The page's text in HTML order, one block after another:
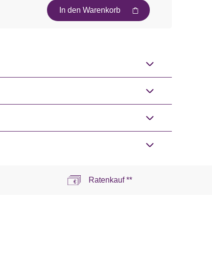
In den Warenkorb
Ratenkauf **